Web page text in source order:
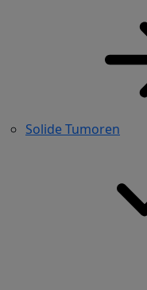
Solide Tumoren